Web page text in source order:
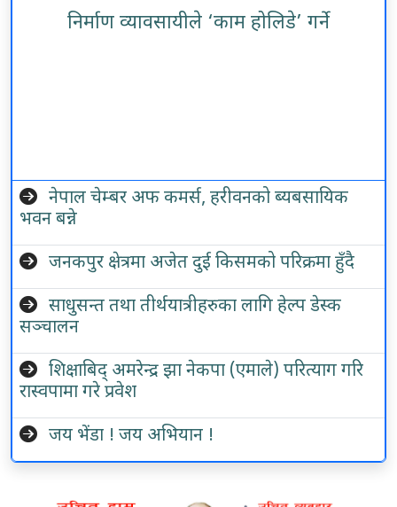
निर्माण व्यावसायीले ‘काम होलिडे’ गर्ने
नेपाल चेम्बर अफ कमर्स, हरीवनको ब्यबसायिक
भवन बन्ने
जनकपुर क्षेत्रमा अजेत दुई किसमको परिक्रमा हुँदै
साधुसन्त तथा तीर्थयात्रीहरुका लागि हेल्प डेस्क
सञ्चालन
शिक्षाबिद् अमरेन्द्र झा नेकपा (एमाले) परित्याग गरि
रास्वपामा गरे प्रवेश
जय भेंडा ! जय अभियान !